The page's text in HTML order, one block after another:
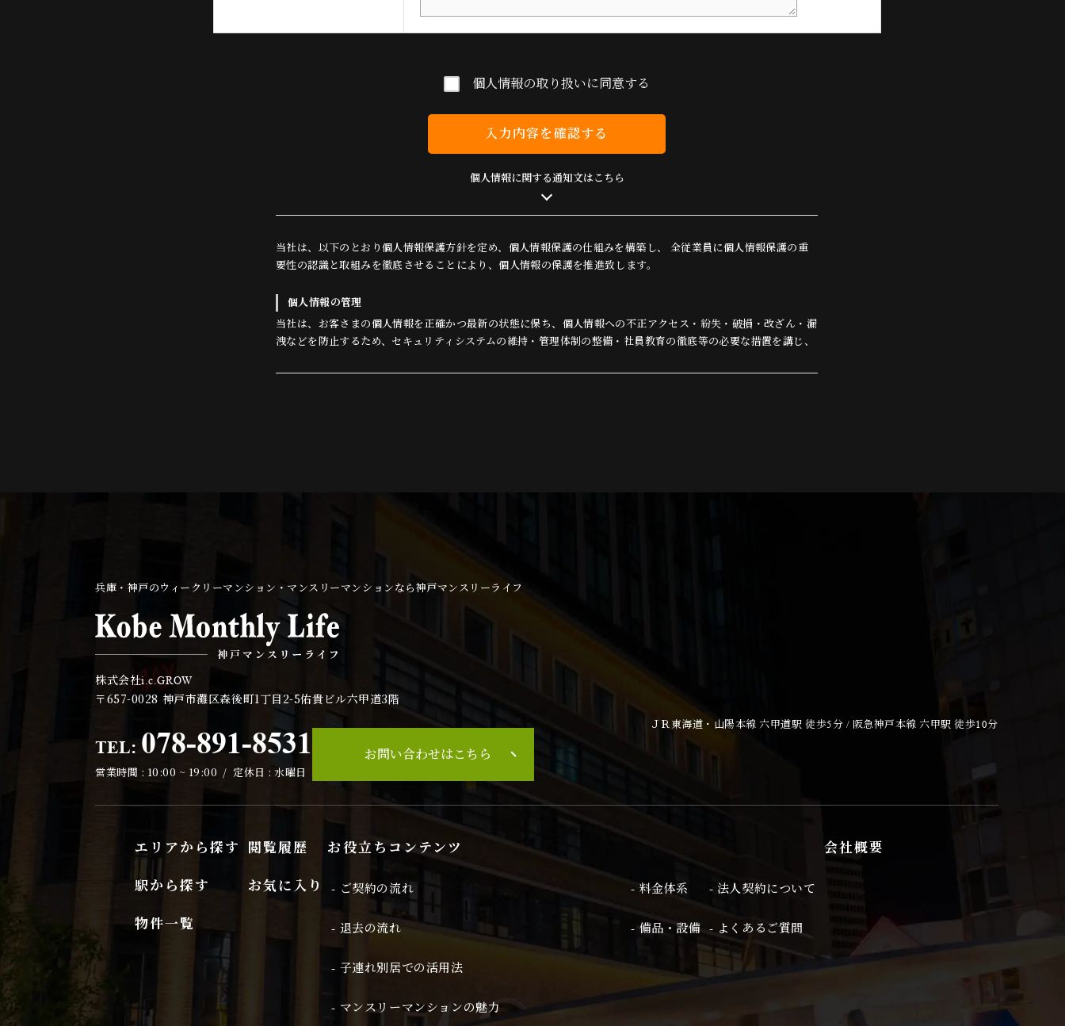
個人情報の取り扱いに同意する
入力内容を確認する
個人情報に関する通知文はこちら
当社は、以下のとおり個人情報保護方針を定め、個人情報保護の仕組みを構築し、 全従業員に個人情報保護の重
要性の認識と取組みを徹底させることにより、個人情報の保護を推進致します。
個人情報の管理
当社は、お客さまの個人情報を正確かつ最新の状態に保ち、個人情報への不正アクセス・紛失・破損・改ざん・漏
洩などを防止するため、セキュリティシステムの維持・管理体制の整備・社員教育の徹底等の必要な措置を講じ、
個人情報の安全対策
当社は、個人情報の正確性及び安全性確保のために、セキュリティに万全の対策を講じています。
お客さまがご本人の個人情報の照会・修正・削除などをご希望される場合には、ご本人であることを確認の上、対
法令、規範の遵守と見直し
当社は、保有する個人情報に関して適用される日本の法令、その他規範を遵守するとともに、本ポリシーの内容を
兵庫・神戸のウィークリーマンション・マンスリーマンションなら神戸マンスリーライフ
株式会社i.c.GROW
〒657-0028 神戸市灘区森後町1丁目2-5佑貴ビル六甲道3階
TEL: 078-891-8531
営業時間 : 10:00 ~ 19:00 / 定休日 : 水曜日
お問い合わせはこちら
ＪＲ東海道・山陽本線 六甲道駅 徒歩5分 / 阪急神戸本線 六甲駅 徒歩10分
エリアから探す
駅から探す
物件一覧
閲覧履歴
お気に入り
お役立ちコンテンツ
- ご契約の流れ
- 退去の流れ
- 子連れ別居での活用法
- マンスリーマンションの魅力
- 料金体系
- 備品・設備
- 法人契約について
- よくあるご質問
会社概要